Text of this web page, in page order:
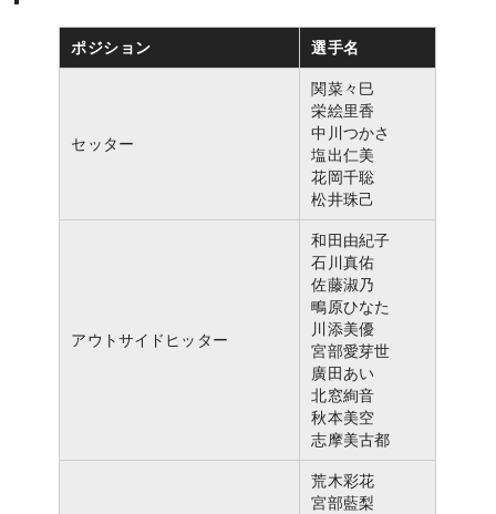
ポジション 選手名
セッター
関菜々巳
栄絵里香
中川つかさ
塩出仁美
花岡千聡
松井珠己
アウトサイドヒッター
和田由紀子
石川真佑
佐藤淑乃
鴫原ひなた
川添美優
宮部愛芽世
廣田あい
北窓絢音
秋本美空
志摩美古都
荒木彩花
宮部藍梨